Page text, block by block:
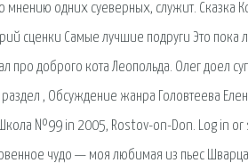
одних суеверных, служит. Сказка
сценки Самые лучшие подруги Это пока
про доброго кота Леопольда. Олег доел
, Обсуждение жанра Головтеева
№99 in 2005, Rostov-on-Don. Log in
чудо — моя любимая из пьес